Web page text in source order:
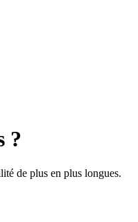
?
de plus en plus longues.